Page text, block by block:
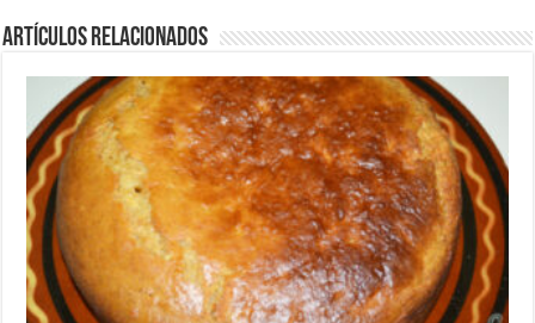
Artículos relacionados